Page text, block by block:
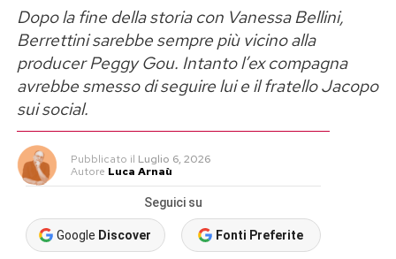
Dopo la fine della storia con Vanessa Bellini,
Berrettini sarebbe sempre più vicino alla
producer Peggy Gou. Intanto l’ex compagna
avrebbe smesso di seguire lui e il fratello Jacopo
sui social.
Pubblicato il Luglio 6, 2026
Autore Luca Arnaù
Seguici su
Google Discover Fonti Preferite